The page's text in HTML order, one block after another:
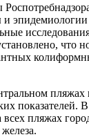
и
что
пляжах
показателей.
пляжах